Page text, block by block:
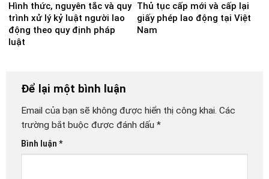
Hình thức, nguyên tắc và quy
trình xử lý kỷ luật người lao
động theo quy định pháp
luật
Thủ tục cấp mới và cấp lại
giấy phép lao động tại Việt
Nam
Để lại một bình luận
Email của bạn sẽ không được hiển thị công khai. Các
trường bắt buộc được đánh dấu *
Bình luận *